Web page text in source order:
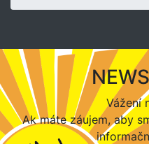
Vážení
Ak máte záujem, aby